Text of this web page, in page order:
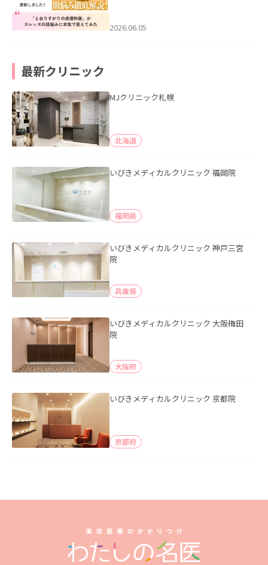
2026.06.05
最新クリニック
MJクリニック札幌
北海道
いびきメディカルクリニック 福岡院
福岡県
いびきメディカルクリニック 神戸三宮
院
兵庫県
いびきメディカルクリニック 大阪梅田
院
大阪府
いびきメディカルクリニック 京都院
京都府